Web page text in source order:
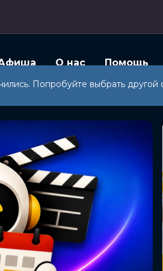
О нас Помощь
Попробуйте выбрать другой